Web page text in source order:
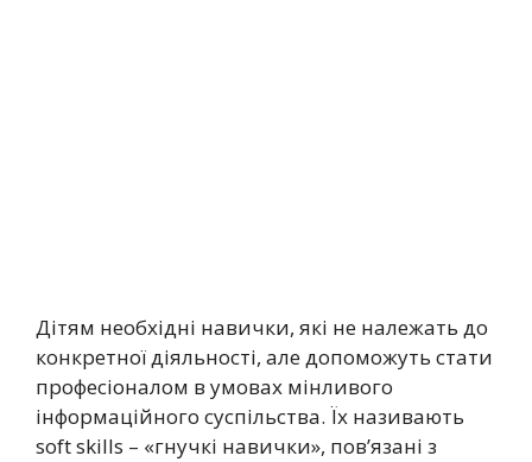
Дітям необхідні навички, які не належать до
конкретної діяльності, але допоможуть стати
професіоналом в умовах мінливого
інформаційного суспільства. Їх називають
soft skills – «гнучкі навички», пов’язані з